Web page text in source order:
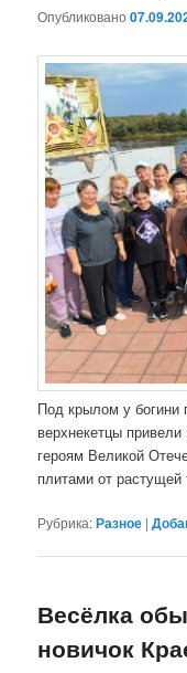
Опубликовано
Под крылом у
верхнекетцы
героям Великой
плитами от
Рубрика:Разное |
Весёлка
новичок